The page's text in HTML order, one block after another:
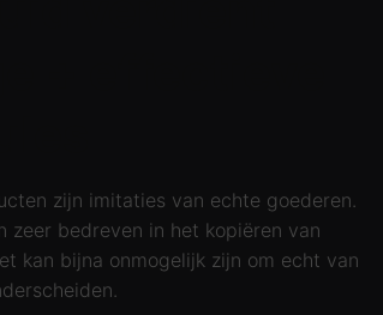
zijn imitaties van echte goederen.
zeer bedreven in het kopiëren van
kan bijna onmogelijk zijn om echt van